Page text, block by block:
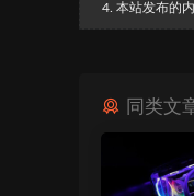
4. 本站发布的
同类文